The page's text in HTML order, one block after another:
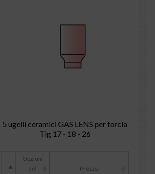
5 ugelli ceramici GAS LENS per torcia
Tig 17 - 18 - 26
Opzioni
del
Prezzo